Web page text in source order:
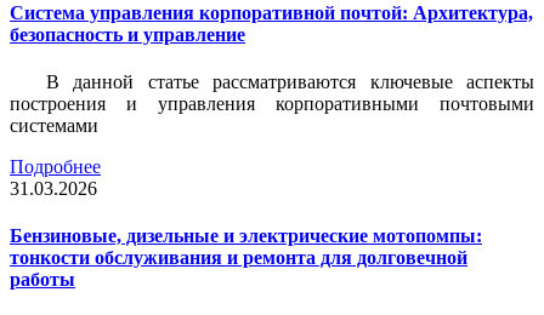
Система управления корпоративной почтой: Архитектура,
безопасность и управление
В данной статье рассматриваются ключевые аспекты
построения и управления корпоративными почтовыми
системами
Подробнее
31.03.2026
Бензиновые, дизельные и электрические мотопомпы:
тонкости обслуживания и ремонта для долговечной
работы